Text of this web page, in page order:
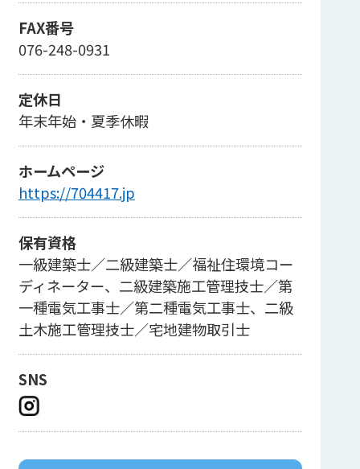
FAX番号
076-248-0931
定休日
年末年始・夏季休暇
ホームページ
https://704417.jp
保有資格
一級建築士／二級建築士／福祉住環境コー
ディネーター、二級建築施工管理技士／第
一種電気工事士／第二種電気工事士、二級
土木施工管理技士／宅地建物取引士
SNS